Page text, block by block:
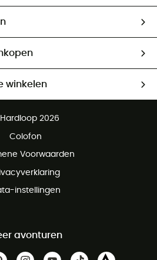
winkelen
dagen
2026
Colofon
Voorwaarden
instellingen
avonturen